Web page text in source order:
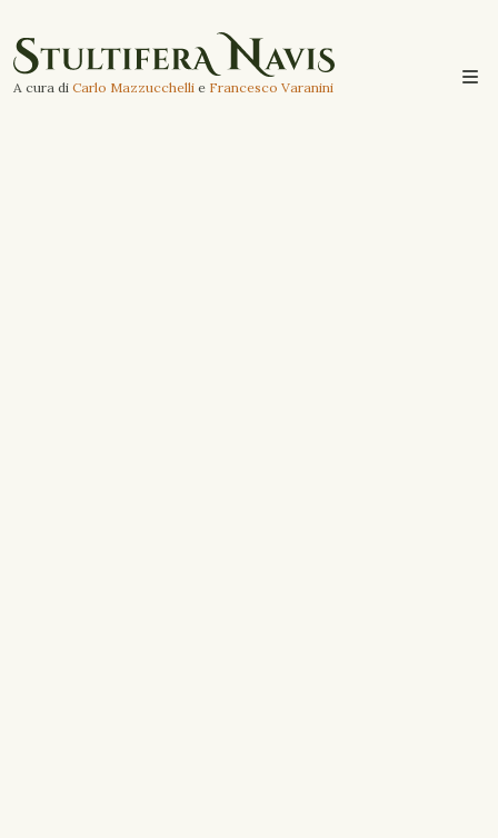
A cura di Carlo Mazzucchelli e Francesco Varanini